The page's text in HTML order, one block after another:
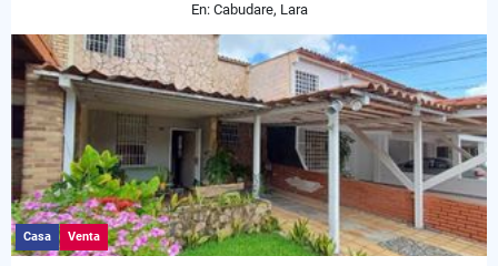
En: Cabudare, Lara
Casa Venta